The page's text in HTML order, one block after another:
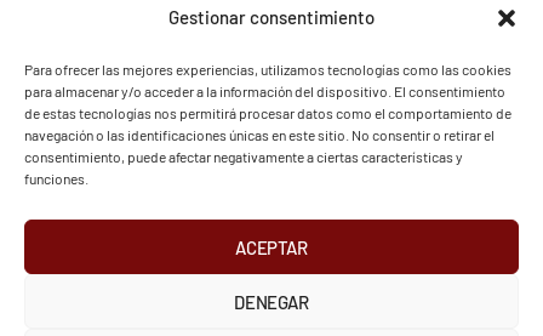
Gestionar consentimiento
Para ofrecer las mejores experiencias, utilizamos tecnologías como las cookies
para almacenar y/o acceder a la información del dispositivo. El consentimiento
de estas tecnologías nos permitirá procesar datos como el comportamiento de
navegación o las identificaciones únicas en este sitio. No consentir o retirar el
consentimiento, puede afectar negativamente a ciertas características y
funciones.
ACEPTAR
DENEGAR
FVG - BGF FVG - BGF